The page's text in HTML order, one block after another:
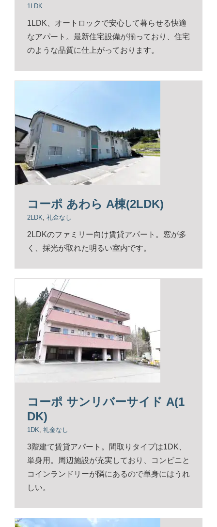
1LDK
1LDK、オートロックで安心して暮らせる快適
なアパート。最新住宅設備が揃っており、住宅
のような品質に仕上がっております。
コーポ あわら A棟(2LDK)
2LDK, 礼金なし
2LDKのファミリー向け賃貸アパート。窓が多
く、採光が取れた明るい室内です。
コーポ サンリバーサイド A(1
DK)
1DK, 礼金なし
3階建て賃貸アパート。間取りタイプは1DK、
単身用。周辺施設が充実しており、コンビニと
コインランドリーが隣にあるので単身にはうれ
しい。